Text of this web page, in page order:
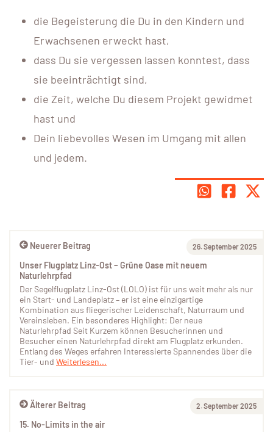
die Begeisterung die Du in den Kindern und
Erwachsenen erweckt hast,
dass Du sie vergessen lassen konntest, dass
sie beeinträchtigt sind,
die Zeit, welche Du diesem Projekt gewidmet
hast und
Dein liebevolles Wesen im Umgang mit allen
und jedem.
Älterer Beitrag 2. September 2025
15. No-Limits in the air
Neuerer Beitrag 26. September 2025
Unser Flugplatz Linz-Ost – Grüne Oase mit neuem
Naturlehrpfad
Der Segelflugplatz Linz-Ost (LOLO) ist für uns weit mehr als nur
ein Start- und Landeplatz – er ist eine einzigartige
Kombination aus fliegerischer Leidenschaft, Naturraum und
Vereinsleben. Ein besonderes Highlight: Der neue
Naturlehrpfad Seit Kurzem können Besucherinnen und
Besucher einen Naturlehrpfad direkt am Flugplatz erkunden.
Entlang des Weges erfahren Interessierte Spannendes über die
Tier- und Weiterlesen...